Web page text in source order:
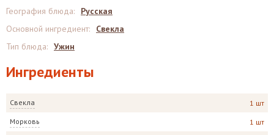
Ингредиенты
Свекла 1 шт
Морковь 1 шт
География блюда:
Русская
Основной ингредиент:
Свекла
Тип блюда: Ужин